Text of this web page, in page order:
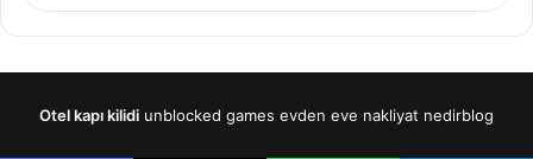
Otel kapı kilidi unblocked games evden eve nakliyat nedirblog